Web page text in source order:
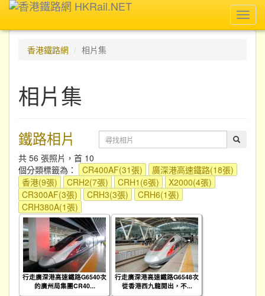
香港鐵路網
相片集
相片集
鐵路相片
共 56 張照片，首 10
個分類標籤為：
CR400AF(31張)
廣深港高速鐵路(18張)
香港(9張)
CRH2(7張) CRH1(6張)
X2000(4張)
CR300AF(3張)
CRH3(3張)
CRH6(1張)
CRH380A(1張)
行走廣深港高速鐵路G6540次
的廣州局集團CR40...
行走廣深港高速鐵路G6548次
從香港西九龍開出，不...